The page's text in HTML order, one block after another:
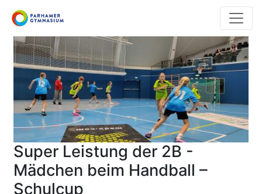
Direkt
zum
Inhalt
Super Leistung der 2B -
Mädchen beim Handball –
Schulcup